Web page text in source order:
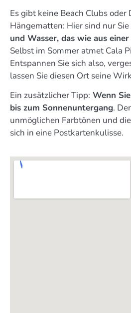
Es gibt keine Beach Clubs oder
Hängematten: Hier sind nur Sie
und Wasser, das wie aus
Selbst im Sommer atmet Cala
Entspannen Sie sich also,
lassen Sie diesen Ort seine
Ein zusätzlicher Tipp: Wenn
bis zum Sonnenuntergang.
unmöglichen Farbtönen und
sich in eine Postkartenkulisse.